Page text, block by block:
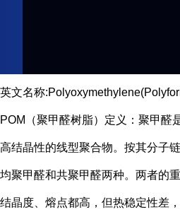
英文名称
POM（聚甲醛树脂）定义：聚甲醛
高结晶性的线型聚合物。按其分子
均聚甲醛和共聚甲醛两种。两者的
结晶度、熔点都高，但热稳定性差